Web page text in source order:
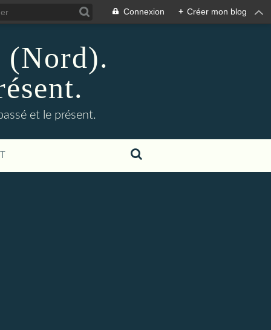
Connexion + Créer mon blog
et le présent.